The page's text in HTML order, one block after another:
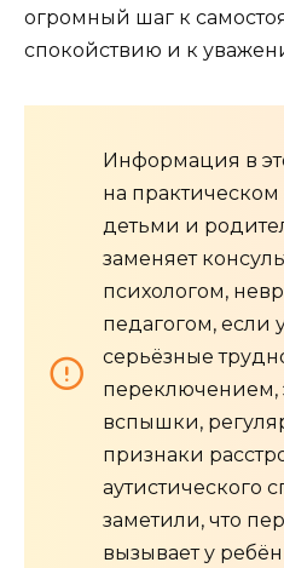
огромный шаг к
спокойствию и к
Информация в
на
детьми и
заменяет
психологом,
педагогом, если
серьёзные
вспышки,
признаки
аутистического
заметили, что
вызывает у